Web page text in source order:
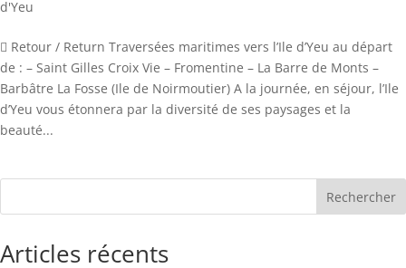
d'Yeu
 Retour / Return Traversées maritimes vers l’Ile d’Yeu au départ
de : – Saint Gilles Croix Vie – Fromentine – La Barre de Monts –
Barbâtre La Fosse (Ile de Noirmoutier) A la journée, en séjour, l’Ile
d’Yeu vous étonnera par la diversité de ses paysages et la
beauté...
Rechercher
Articles récents